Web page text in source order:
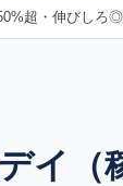
超・伸びしろ◎
イ（